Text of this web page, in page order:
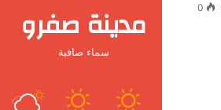
0 مدينة صفرو
سماء صافية